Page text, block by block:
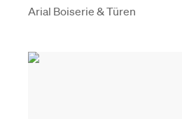
Arial Boiserie & Türen